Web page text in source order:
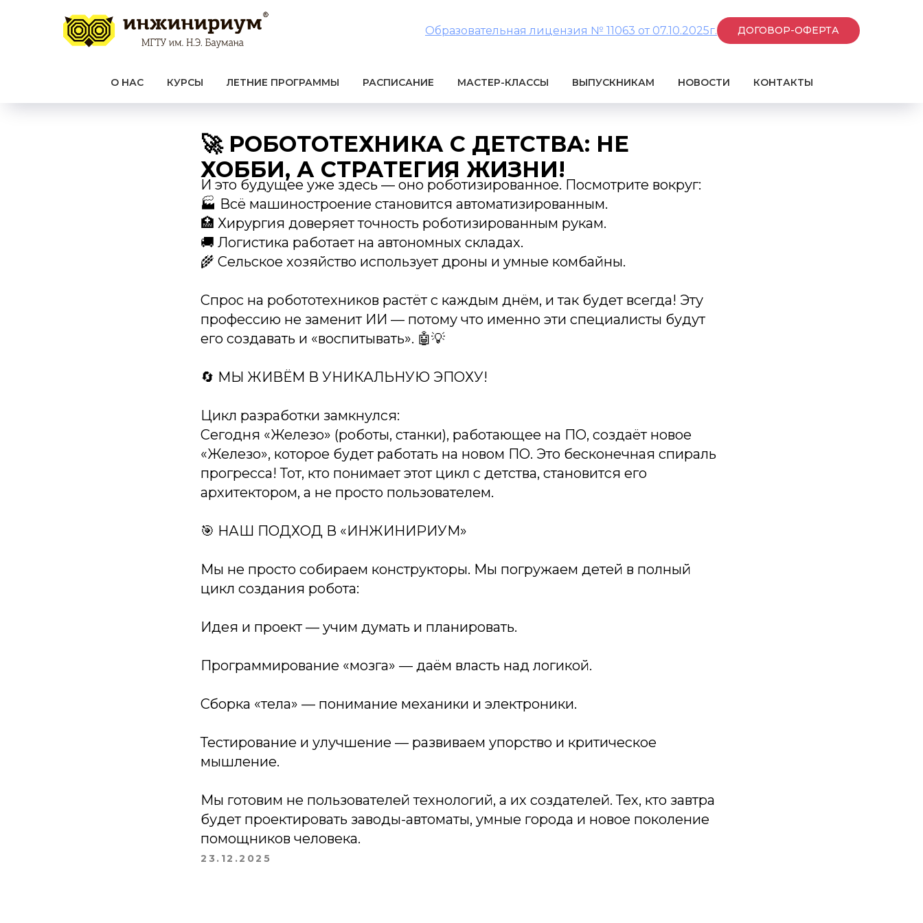
Образовательная лицензия № 11063 от 07.10.2025г. ДОГОВОР-ОФЕРТА
О НАС КУРСЫ ЛЕТНИЕ ПРОГРАММЫ РАСПИСАНИЕ МАСТЕР-КЛАССЫ ВЫПУСКНИКАМ НОВОСТИ КОНТАКТЫ
🚀 РОБОТОТЕХНИКА С ДЕТСТВА: НЕ
ХОББИ, А СТРАТЕГИЯ ЖИЗНИ!
И это будущее уже здесь — оно роботизированное. Посмотрите вокруг:
🏭 Всё машиностроение становится автоматизированным.
🏥 Хирургия доверяет точность роботизированным рукам.
🚚 Логистика работает на автономных складах.
🌾 Сельское хозяйство использует дроны и умные комбайны.
Спрос на робототехников растёт с каждым днём, и так будет всегда! Эту
профессию не заменит ИИ — потому что именно эти специалисты будут
его создавать и «воспитывать». 🤖💡
🔄 МЫ ЖИВЁМ В УНИКАЛЬНУЮ ЭПОХУ!
Цикл разработки замкнулся:
Сегодня «Железо» (роботы, станки), работающее на ПО, создаёт новое
«Железо», которое будет работать на новом ПО. Это бесконечная спираль
прогресса! Тот, кто понимает этот цикл с детства, становится его
архитектором, а не просто пользователем.
🎯 НАШ ПОДХОД В «ИНЖИНИРИУМ»
Мы не просто собираем конструкторы. Мы погружаем детей в полный
цикл создания робота:
Идея и проект — учим думать и планировать.
Программирование «мозга» — даём власть над логикой.
Сборка «тела» — понимание механики и электроники.
Тестирование и улучшение — развиваем упорство и критическое
мышление.
Мы готовим не пользователей технологий, а их создателей. Тех, кто завтра
будет проектировать заводы-автоматы, умные города и новое поколение
помощников человека.
23.12.2025